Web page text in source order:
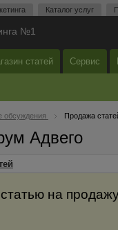
Каталог услуг
№1
статей Сервис
обсуждения Продажа
Адвего
на